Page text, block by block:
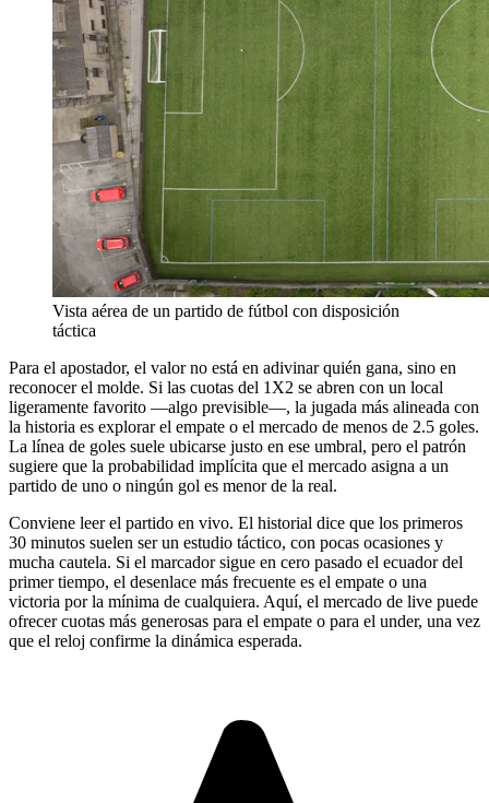
Vista aérea de un partido de fútbol con disposición
táctica
Para el apostador, el valor no está en adivinar quién gana, sino en
reconocer el molde. Si las cuotas del 1X2 se abren con un local
ligeramente favorito —algo previsible—, la jugada más alineada con
la historia es explorar el empate o el mercado de menos de 2.5 goles.
La línea de goles suele ubicarse justo en ese umbral, pero el patrón
sugiere que la probabilidad implícita que el mercado asigna a un
partido de uno o ningún gol es menor de la real.
Conviene leer el partido en vivo. El historial dice que los primeros
30 minutos suelen ser un estudio táctico, con pocas ocasiones y
mucha cautela. Si el marcador sigue en cero pasado el ecuador del
primer tiempo, el desenlace más frecuente es el empate o una
victoria por la mínima de cualquiera. Aquí, el mercado de live puede
ofrecer cuotas más generosas para el empate o para el under, una vez
que el reloj confirme la dinámica esperada.